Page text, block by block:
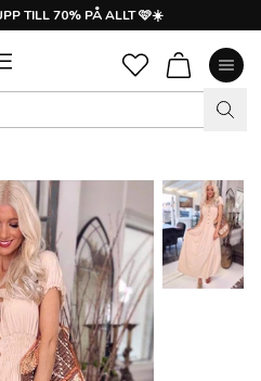
TILL 70% PÅ ALLT 🩷☀️